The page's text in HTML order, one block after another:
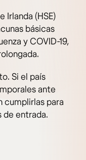
Irlanda (HSE)
básicas
y COVID-19,
Si el país
ante
cumplirlas para
entrada.